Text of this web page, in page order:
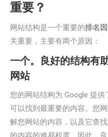
重要？
网站结构是一个重要的排名
关重要，主要有两个原因：
一个。良好的结构有
网站
您的网站结构为 Google 提
可以找到最重要的内容。您
解您网站的内容，以及它查